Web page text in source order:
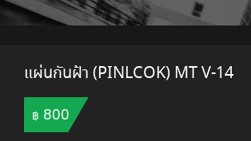
แผ่นกันฝ้า (PINLCOK) MT V-14
฿ 800